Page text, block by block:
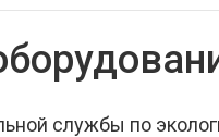
службы по